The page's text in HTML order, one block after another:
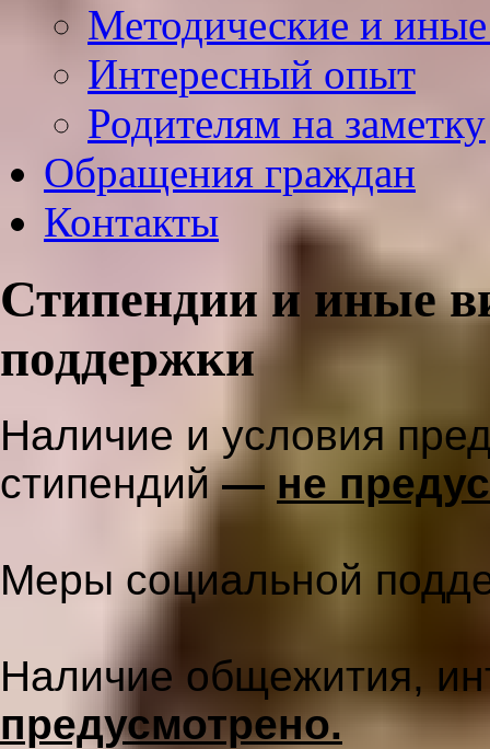
Методические и
Интересный опыт
Родителям на заметку
Обращения граждан
Контакты
Стипендии и иные
поддержки
Наличие и условия
стипендий— не
Меры социальной
Наличие общежития,
предусмотрено.